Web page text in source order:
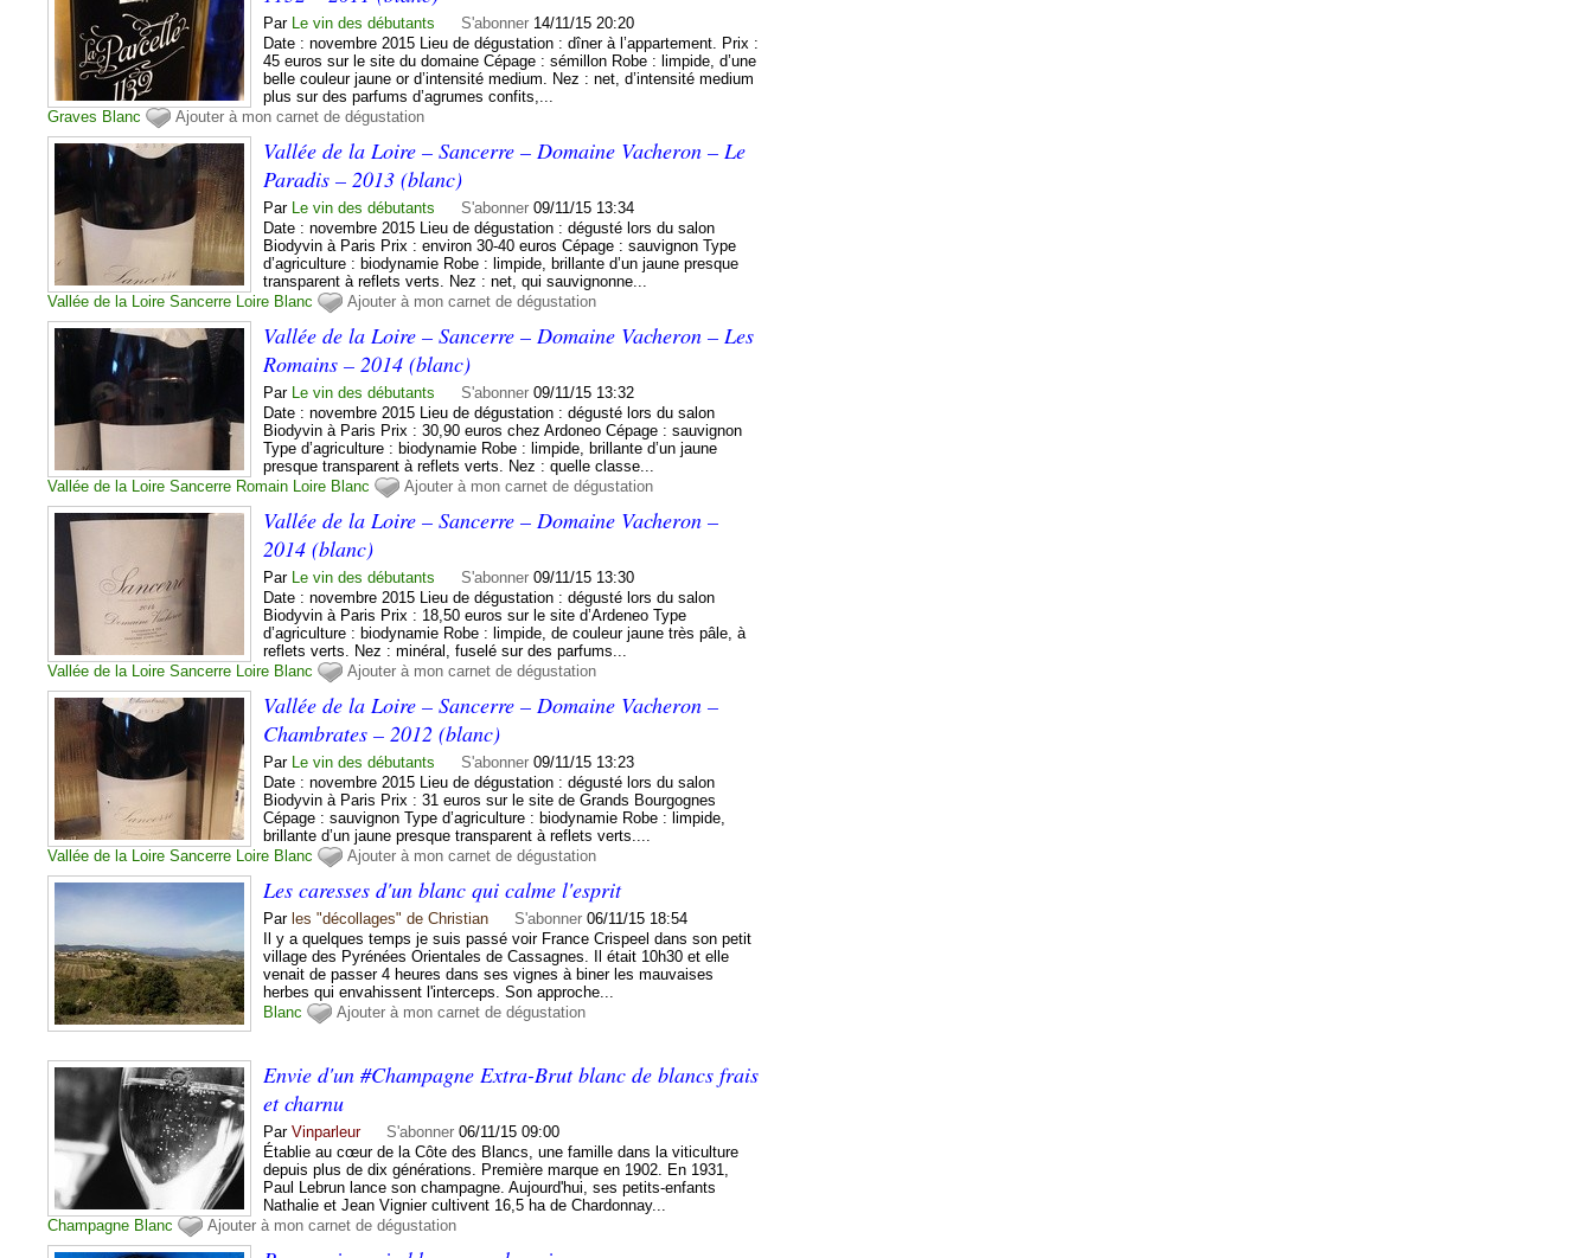
Par Le vin des débutants S'abonner 14/11/15 20:20
Date : novembre 2015 Lieu de dégustation : dîner à l’appartement. Prix :
45 euros sur le site du domaine Cépage : sémillon Robe : limpide, d’une
belle couleur jaune or d’intensité medium. Nez : net, d’intensité medium
plus sur des parfums d’agrumes confits,...
Graves Blanc Ajouter à mon carnet de dégustation
Vallée de la Loire – Sancerre – Domaine Vacheron – Le
Paradis – 2013 (blanc)
Par Le vin des débutants S'abonner 09/11/15 13:34
Date : novembre 2015 Lieu de dégustation : dégusté lors du salon
Biodyvin à Paris Prix : environ 30-40 euros Cépage : sauvignon Type
d’agriculture : biodynamie Robe : limpide, brillante d’un jaune presque
transparent à reflets verts. Nez : net, qui sauvignonne...
Vallée de la Loire Sancerre Loire Blanc Ajouter à mon carnet de dégustation
Vallée de la Loire – Sancerre – Domaine Vacheron – Les
Romains – 2014 (blanc)
Par Le vin des débutants S'abonner 09/11/15 13:32
Date : novembre 2015 Lieu de dégustation : dégusté lors du salon
Biodyvin à Paris Prix : 30,90 euros chez Ardoneo Cépage : sauvignon
Type d’agriculture : biodynamie Robe : limpide, brillante d’un jaune
presque transparent à reflets verts. Nez : quelle classe...
Vallée de la Loire Sancerre Romain Loire Blanc Ajouter à mon carnet de dégustation
Vallée de la Loire – Sancerre – Domaine Vacheron –
2014 (blanc)
Par Le vin des débutants S'abonner 09/11/15 13:30
Date : novembre 2015 Lieu de dégustation : dégusté lors du salon
Biodyvin à Paris Prix : 18,50 euros sur le site d’Ardeneo Type
d’agriculture : biodynamie Robe : limpide, de couleur jaune très pâle, à
reflets verts. Nez : minéral, fuselé sur des parfums...
Vallée de la Loire Sancerre Loire Blanc Ajouter à mon carnet de dégustation
Vallée de la Loire – Sancerre – Domaine Vacheron –
Chambrates – 2012 (blanc)
Par Le vin des débutants S'abonner 09/11/15 13:23
Date : novembre 2015 Lieu de dégustation : dégusté lors du salon
Biodyvin à Paris Prix : 31 euros sur le site de Grands Bourgognes
Cépage : sauvignon Type d’agriculture : biodynamie Robe : limpide,
brillante d’un jaune presque transparent à reflets verts....
Vallée de la Loire Sancerre Loire Blanc Ajouter à mon carnet de dégustation
Les caresses d'un blanc qui calme l'esprit
Par les "décollages" de Christian S'abonner 06/11/15 18:54
Il y a quelques temps je suis passé voir France Crispeel dans son petit
village des Pyrénées Orientales de Cassagnes. Il était 10h30 et elle
venait de passer 4 heures dans ses vignes à biner les mauvaises
herbes qui envahissent l'interceps. Son approche...
Blanc
Ajouter à mon carnet de dégustation
Envie d'un #Champagne Extra-Brut blanc de blancs frais
et charnu
ParVinparleur S'abonner 06/11/15 09:00
Établie au cœur de la Côte des Blancs, une famille dans la viticulture
depuis plus de dix générations. Première marque en 1902. En 1931,
Paul Lebrun lance son champagne. Aujourd'hui, ses petits-enfants
Nathalie et Jean Vignier cultivent 16,5 ha de Chardonnay...
Champagne Blanc Ajouter à mon carnet de dégustation